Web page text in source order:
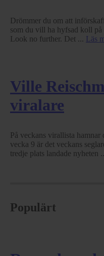
Drömmer du om att
som du vill ha hyfsad koll på
Look no further. Det ... Läs
Ville
viralare
På veckans virallista
vecka 9 är det veckans
tredje plats landade nyheten
Populärt